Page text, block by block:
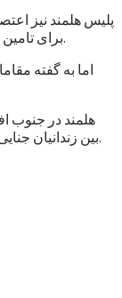
پلیس هلمند نیز
برای تامین امنیت این زندان، شمار بیشتری نیرو فرستاده اند.
اما به گفته
هلمند در جنوب
بین زندانیان جنایی، صدها نفر به اتهام شورشگری نیز زندانی هستند.